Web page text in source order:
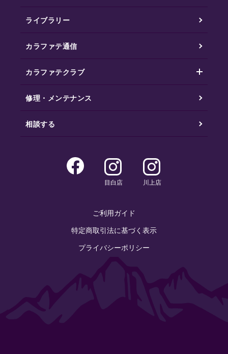
ライブラリー
カラファテ通信
カラファテクラブ
修理・メンテナンス
相談する
目白店 川上店
ご利用ガイド
特定商取引法に基づく表示
プライバシーポリシー